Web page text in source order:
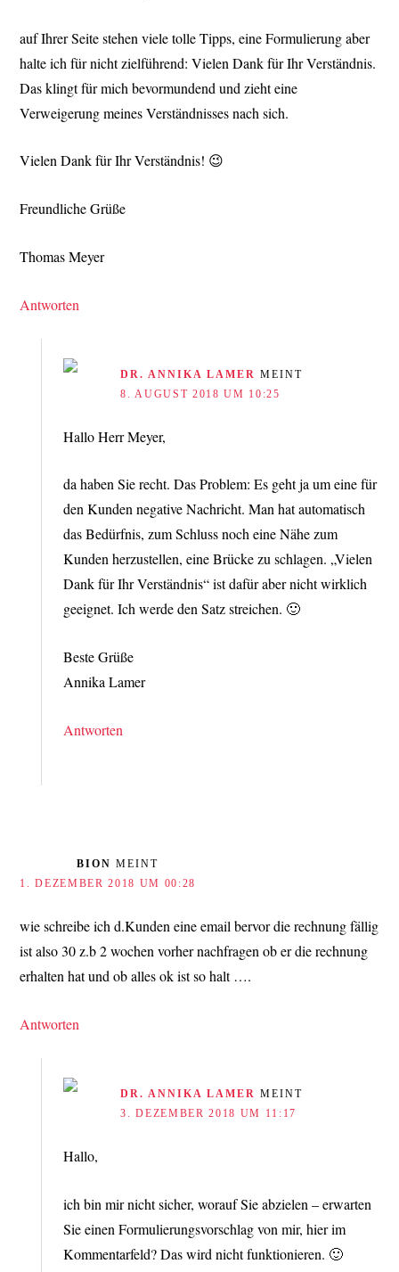
auf Ihrer Seite stehen viele tolle Tipps, eine Formulierung aber
halte ich für nicht zielführend: Vielen Dank für Ihr Verständnis.
Das klingt für mich bevormundend und zieht eine
Verweigerung meines Verständnisses nach sich.
Vielen Dank für Ihr Verständnis! 😉
Freundliche Grüße
Thomas Meyer
Antworten
DR. ANNIKA LAMER MEINT
8. AUGUST 2018 UM 10:25
Hallo Herr Meyer,
da haben Sie recht. Das Problem: Es geht ja um eine für
den Kunden negative Nachricht. Man hat automatisch
das Bedürfnis, zum Schluss noch eine Nähe zum
Kunden herzustellen, eine Brücke zu schlagen. „Vielen
Dank für Ihr Verständnis“ ist dafür aber nicht wirklich
geeignet. Ich werde den Satz streichen. 🙂
Beste Grüße
Annika Lamer
Antworten
BION MEINT
1. DEZEMBER 2018 UM 00:28
wie schreibe ich d.Kunden eine email bervor die rechnung fällig
ist also 30 z.b 2 wochen vorher nachfragen ob er die rechnung
erhalten hat und ob alles ok ist so halt ….
Antworten
DR. ANNIKA LAMER MEINT
3. DEZEMBER 2018 UM 11:17
Hallo,
ich bin mir nicht sicher, worauf Sie abzielen – erwarten
Sie einen Formulierungsvorschlag von mir, hier im
Kommentarfeld? Das wird nicht funktionieren. 🙂